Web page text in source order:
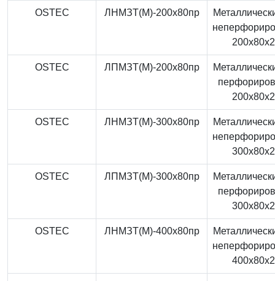
OSTEC ЛНМЗТ(М)-200x80пр
OSTEC ЛПМЗТ(М)-200x80пр
OSTEC ЛНМЗТ(М)-300x80пр
OSTEC ЛПМЗТ(М)-300x80пр
OSTEC ЛНМЗТ(М)-400x80пр